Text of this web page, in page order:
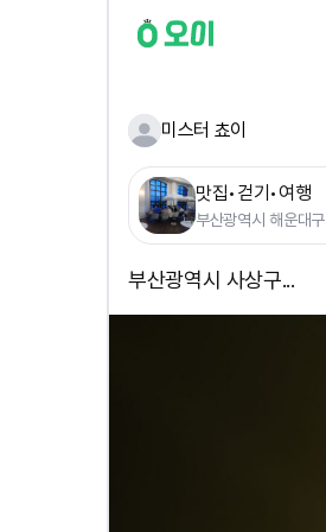
미스터 쵸이
맛집•걷기•여행
부산광역시 해운대구
부산광역시 사상구...